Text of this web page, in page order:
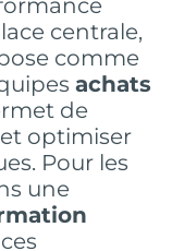
centrale,
comme
achats
de
optimiser
Pour les
une